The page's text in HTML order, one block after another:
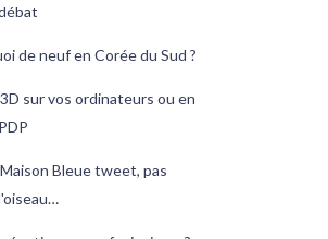
de neuf en Corée du Sud ?
sur vos ordinateurs ou en
PDP
Bleue tweet, pas